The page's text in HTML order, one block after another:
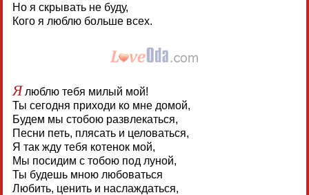
Но я скрывать не буду,
Кого я люблю больше всех.
Ялюблю тебя милый мой!
Ты сегодня приходи ко мне домой,
Будем мы стобою развлекаться,
Песни петь, плясать и целоваться,
Я так жду тебя котенок мой,
Мы посидим с тобою под луной,
Ты будешь мною любоваться
Любить, ценить и наслаждаться,